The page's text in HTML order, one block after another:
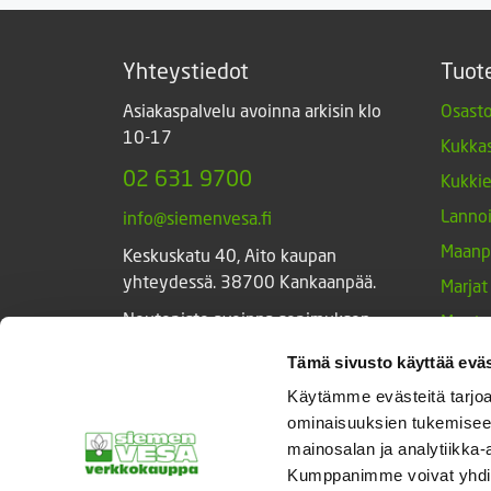
Tämä sivusto käyttää
Käytämme evästeitä
ominaisuuksien
mainosalan ja
Kumppanimme voivat
Yhteystiedot
Asiakaspalvelu avoinna arkisin klo
10-17
02 631 9700
info@siemenvesa.fi
Keskuskatu 40, Aito kaupan
yhteydessä. 38700 Kankaanpää.
Noutopiste avoinna sopimuksen
Muut
Muut